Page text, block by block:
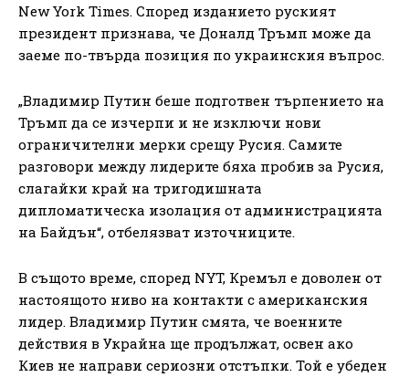
New York Times. Според изданието руският
президент признава, че Доналд Тръмп може да
заеме по-твърда позиция по украинския въпрос.
„Владимир Путин беше подготвен търпението на
Тръмп да се изчерпи и не изключи нови
ограничителни мерки срещу Русия. Самите
разговори между лидерите бяха пробив за Русия,
слагайки край на тригодишната
дипломатическа изолация от администрацията
на Байдън“, отбелязват източниците.
В същото време, според NYT, Кремъл е доволен от
настоящото ниво на контакти с американския
лидер. Владимир Путин смята, че военните
действия в Украйна ще продължат, освен ако
Киев не направи сериозни отстъпки. Той е убеден